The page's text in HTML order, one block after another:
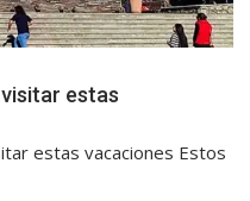
estas
estas vacaciones Estos